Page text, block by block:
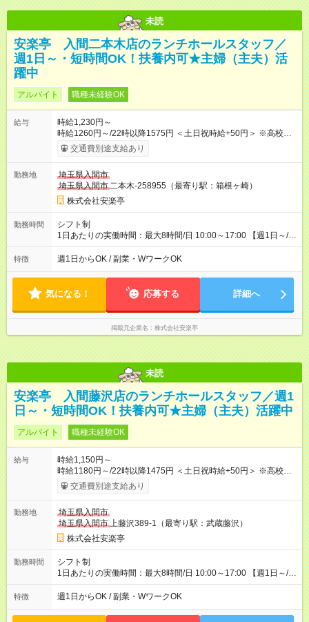
未読
安楽亭 入間二本木店のランチホールスタッフ／
週1日～・短時間OK！扶養内可★主婦（主夫）活
躍中
アルバイト 職種未経験OK
給与
時給1,230円～
時給1260円～/22時以降1575円 ＜土日祝時給+50円＞ ※高校生
時給1230円 【試用期間】試用期間あり 試用期間の長さ：12ヶ
月 ※ 雇用形態と給与に、本採用時と異なる部分があります。 雇
時給1220円 ※高校生時給1190円 ※最大12ヶ月の間で、合計30
時間の試用期間（研修期間）があります。
交通費別途支給あり
勤務地
埼玉県入間市
埼玉県入間市二本木-258955（最寄り駅：箱根ヶ崎）
株式会社安楽亭
勤務時間
シフト制
1日あたりの実働時間：最大8時間/日 10:00～17:00 【週1日～/1
日3時間～OK！】 ＊レギュラー勤務ももちろん大歓迎！ 「子ど
ものお迎えまでの時間」 「ランチタイムだけ」 など、家庭の予
談可能◎
特徴 週1日からOK / 副業・WワークOK
気になる！ 応募する 詳細へ
掲載元企業名 株式会社安楽亭
未読
安楽亭 入間藤沢店のランチホールスタッフ／週1
日～・短時間OK！扶養内可★主婦（主夫）活躍中
アルバイト 職種未経験OK
給与
時給1,150円～
時給1180円～/22時以降1475円 ＜土日祝時給+50円＞ ※高校生
時給1150円 【試用期間】試用期間あり 試用期間の長さ：12ヶ
月 雇用形態、給与は本採用時と同じです。 ※最大12ヶ月の間
交通費別途支給あり
勤務地
埼玉県入間市
埼玉県入間市上藤沢389-1（最寄り駅：武蔵藤沢）
株式会社安楽亭
勤務時間
シフト制
1日あたりの実働時間：最大8時間/日 10:00～17:00 【週1日～/1
日3時間～OK！】 ＊レギュラー勤務ももちろん大歓迎！ 「子ど
ものお迎えまでの時間」 「ランチタイムだけ」 など、家庭の予
談可能◎
特徴 週1日からOK / 副業・WワークOK